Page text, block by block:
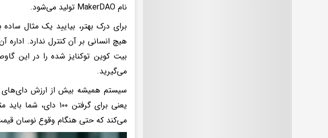
نام MakerDAO تولید می‌شود.
برای درک بهتر، بیایید یک مثال
هیچ انسانی بر آن کنترل ندارد.
بیت کوین توکنایز شده را در این
می‌گیرید.
سیستم همیشه بیش از ارزش دای‌های
می‌کند که حتی هنگام وقوع نوسان